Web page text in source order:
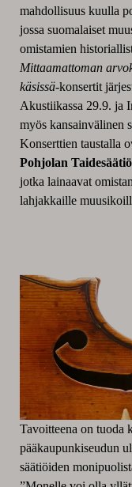
mahdollisuus kuulla
jossa suomalaiset
omistamien
Mittaamattoman
käsissä-konsertit
Akustiikassa 29.9. ja
myös kansainvälinen
Konserttien taustalla
Pohjolan Taidesäätiö
jotka lainaavat
lahjakkaille
Tavoitteena on tuoda
pääkaupunkiseudun
säätiöiden